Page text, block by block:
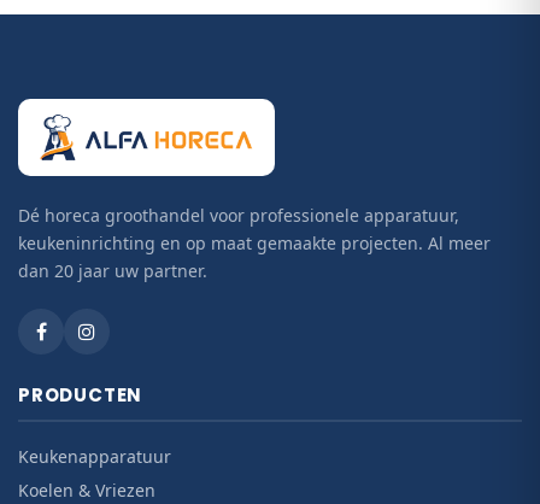
Dé horeca groothandel voor professionele apparatuur,
keukeninrichting en op maat gemaakte projecten. Al meer
dan 20 jaar uw partner.
PRODUCTEN
Keukenapparatuur
Koelen & Vriezen